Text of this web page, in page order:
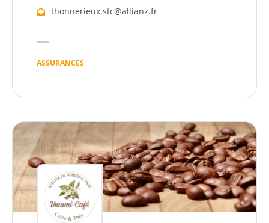
thonnerieux.stc@allianz.fr
ASSURANCES
Démarches